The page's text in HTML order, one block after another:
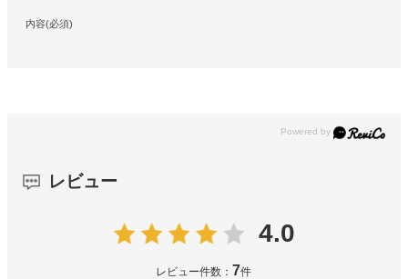
内容(必須)
レビュー
4.0
レビュー件数： 7件